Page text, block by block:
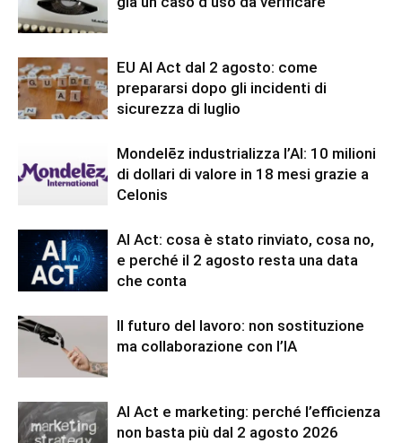
EU AI Act dal 2 agosto: come
prepararsi dopo gli incidenti di
sicurezza di luglio
Mondelēz industrializza l’AI: 10 milioni
di dollari di valore in 18 mesi grazie a
Celonis
AI Act: cosa è stato rinviato, cosa no,
e perché il 2 agosto resta una data
che conta
Il futuro del lavoro: non sostituzione
ma collaborazione con l’IA
AI Act e marketing: perché l’efficienza
non basta più dal 2 agosto 2026